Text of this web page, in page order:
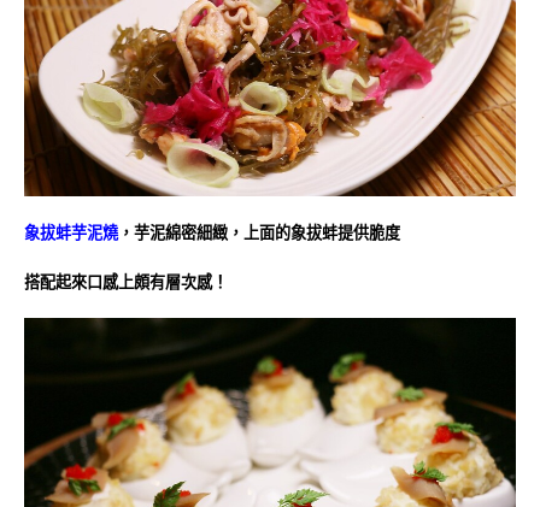
象拔蚌芋泥燒，芋泥綿密細緻，上面的象拔蚌提供脆度
搭配起來口感上頗有層次感！